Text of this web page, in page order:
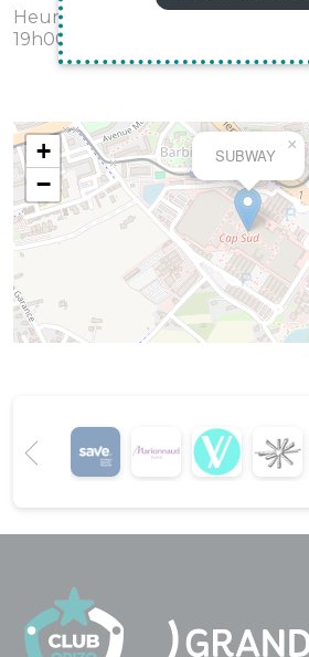
Heures d'ouverture : Du lundi
19h00
SUBWAY
×
+
−